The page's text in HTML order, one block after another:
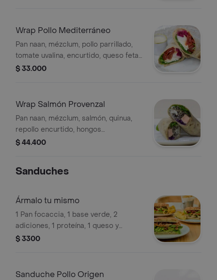
Wrap Pollo Mediterráneo
Pan naan, mézclum, pollo parrillado,
tomate uvalina, encurtido, queso feta
y vinagreta blanca.
$ 33.000
Wrap Salmón Provenzal
Pan naan, mézclum, salmón, quinua,
repollo encurtido, hongos
provenzales, queso azul caramelizado
$ 44.400
Sanduches
Ármalo tu mismo
1 Pan focaccia, 1 base verde, 2
adiciones, 1 proteína, 1 queso y
vinagreta de tu elección.
$ 3300
Sanduche Pollo Origen